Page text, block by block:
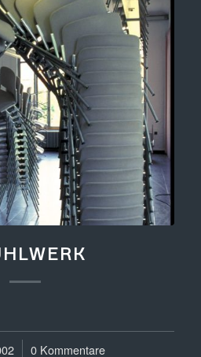
0 Kommentare